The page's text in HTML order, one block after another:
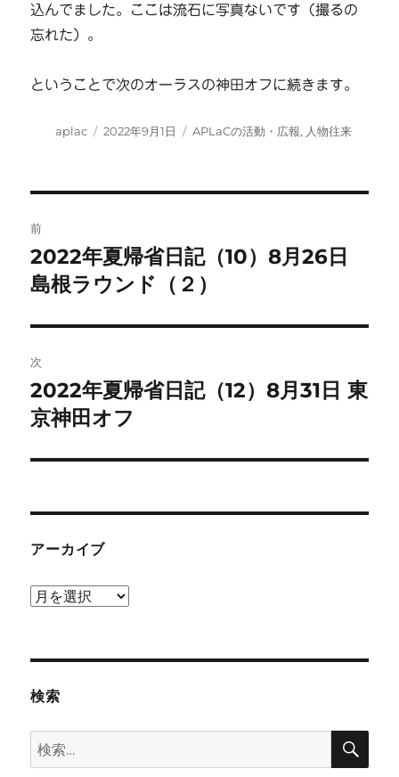
込んでました。ここは流石に写真ないです（撮るの
忘れた）。
ということで次のオーラスの神田オフに続きます。
投
aplac
投
2022年9月1日
カ
APLaCの活動・広報, 人物往来
稿
ナ
ビ
ゲ
ー
ン
前
前
の
稿:
2022年夏帰省日記（10）8月26日
島根ラウンド（２）
次
次
の
稿:
2022年夏帰省日記（12）8月31日 東
京神田オフ
アーカイブ
ア
ブ
検索
検
索:
検